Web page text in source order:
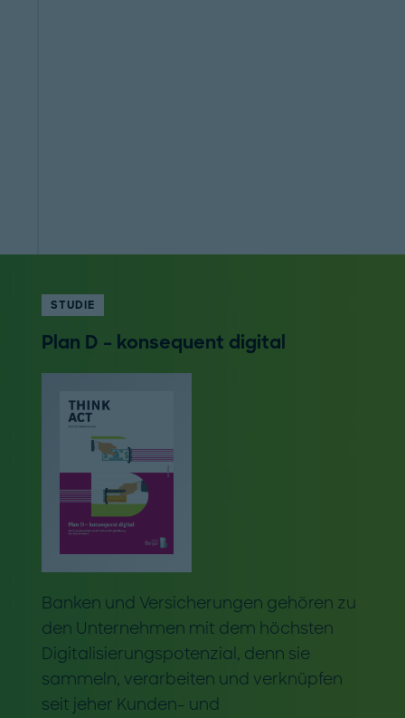
STUDIE
Plan D – konsequent digital
Banken und Versicherungen gehören zu
den Unternehmen mit dem höchsten
Digitalisierungspotenzial, denn sie
sammeln, verarbeiten und verknüpfen
seit jeher Kunden- und